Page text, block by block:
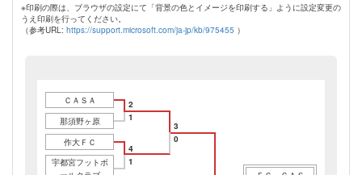
※印刷の際は、ブラウザの設定にて「背景の色とイメージを印刷する」ように設定変更の
うえ印刷を行ってください。
（参考URL: https://support.microsoft.com/ja-jp/kb/975455 ）
ＣＡＳＡ
2
那須野ヶ原
1
3
作大ＦＣ
4
宇都宮フットボ
1
0